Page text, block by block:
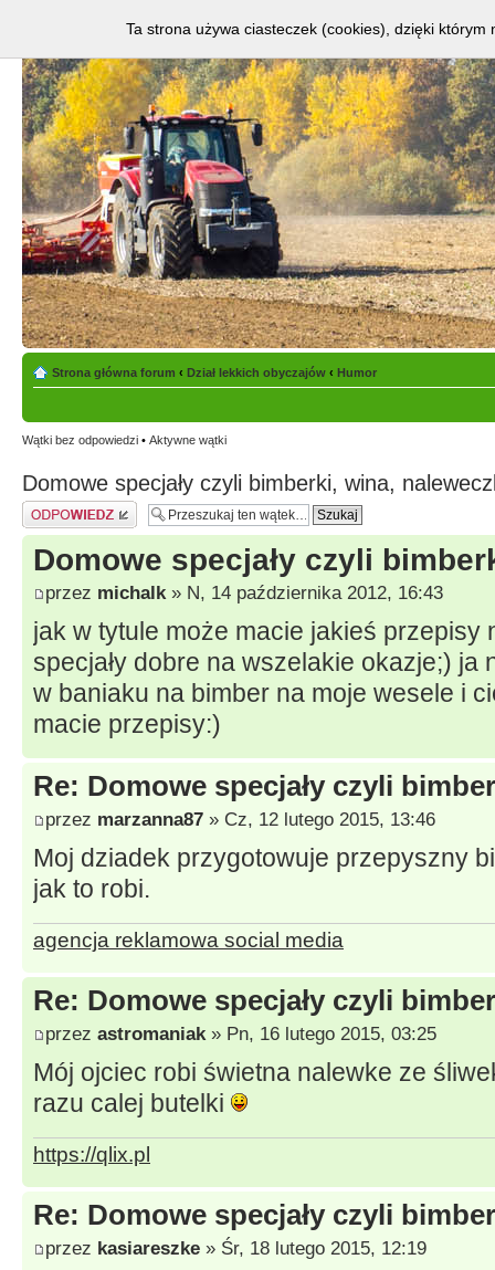
Strona główna forum ‹ Dział lekkich obyczajów ‹ Humor
Wątki bez odpowiedzi • Aktywne wątki
Domowe specjały czyli bimberki, wina,
Odpowiedz
Domowe specjały czyli
przez michalk» N, 14 października 2012, 16:43
jak w tytule może macie jakieś przepisy
specjały dobre na wszelakie okazje;) ja
w baniaku na bimber na moje wesele i
macie przepisy:)
Re: Domowe specjały czyli
przez marzanna87 » Cz, 12 lutego 2015, 13:46
Moj dziadek przygotowuje przepyszny
jak to robi.
agencja reklamowa social media
Re: Domowe specjały czyli
przez astromaniak » Pn, 16 lutego 2015, 03:25
Mój ojciec robi świetna nalewke ze
razu calej butelki
https://qlix.pl
Re: Domowe specjały czyli
przez kasiareszke » Śr, 18 lutego 2015, 12:19
Ta strona używa ciasteczek (cookies), dzięki którym